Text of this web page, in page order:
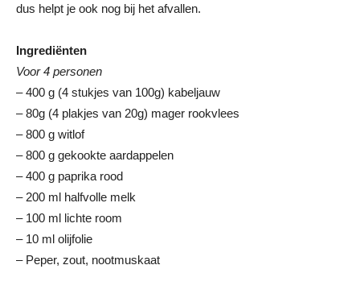
dus helpt je ook nog bij het afvallen.
Ingrediënten
Voor 4 personen
– 400 g (4 stukjes van 100g) kabeljauw
– 80g (4 plakjes van 20g) mager rookvlees
– 800 g witlof
– 800 g gekookte aardappelen
– 400 g paprika rood
– 200 ml halfvolle melk
– 100 ml lichte room
– 10 ml olijfolie
– Peper, zout, nootmuskaat